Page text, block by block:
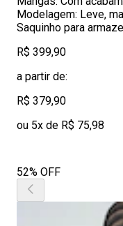
Modelagem: Leve,
Saquinho para
R$ 399,90
a partir de:
R$ 379,90
ou 5x de R$ 75,98
52% OFF